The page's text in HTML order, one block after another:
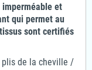
imperméable et
qui permet au
sont certifiés
de la cheville /